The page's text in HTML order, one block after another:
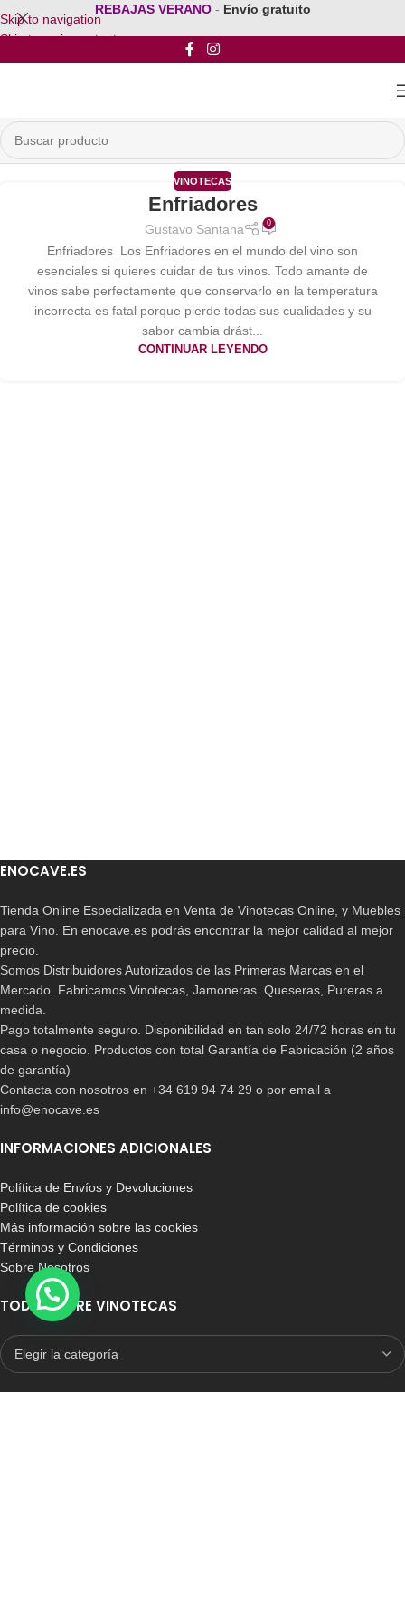
Skip to navigation
Skip to main content
REBAJAS VERANO - Envío gratuito
VINOTECAS
Enfriadores
Gustavo Santana 0
Enfriadores Los Enfriadores en el mundo del vino son
esenciales si quieres cuidar de tus vinos. Todo amante de
vinos sabe perfectamente que conservarlo en la temperatura
incorrecta es fatal porque pierde todas sus cualidades y su
sabor cambia drást...
CONTINUAR LEYENDO
ENOCAVE.ES
Tienda Online Especializada en Venta de Vinotecas Online, y Muebles
para Vino. En enocave.es podrás encontrar la mejor calidad al mejor
precio.
Somos Distribuidores Autorizados de las Primeras Marcas en el
Mercado. Fabricamos Vinotecas, Jamoneras. Queseras, Pureras a
medida.
Pago totalmente seguro. Disponibilidad en tan solo 24/72 horas en tu
casa o negocio. Productos con total Garantía de Fabricación (2 años
de garantía)
Contacta con nosotros en +34 619 94 74 29 o por email a
info@enocave.es
INFORMACIONES ADICIONALES
Política de Envíos y Devoluciones
Política de cookies
Más información sobre las cookies
Términos y Condiciones
Sobre Nosotros
TODO SOBRE VINOTECAS